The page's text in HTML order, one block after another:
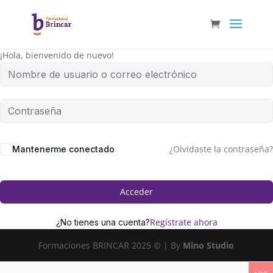
¡Hola, bienvenido de nuevo!
Mantenerme conectado ¿Olvidaste la contraseña?
Acceder
¿No tienes una cuenta?Regístrate ahora
Formaciones BRINCAR 2025 © | By Mino Studio